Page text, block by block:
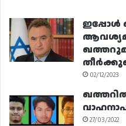
02/12/2023
27/03/2022